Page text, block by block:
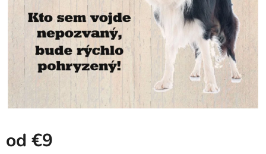
od €9